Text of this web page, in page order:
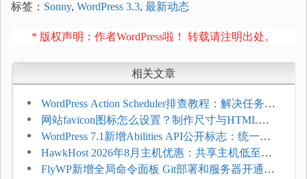
标签： Sonny, WordPress 3.3, 最新动态
* 版权声明：作者WordPress啦！ 转载请注明出处。
相关文章
WordPress Action Scheduler排查教程：解决任务积
压和订单延迟
网站favicon图标怎么设置？制作尺寸与HTML添
加方法
WordPress 7.1新增Abilities API公开标志：统一支
持REST API、MCP与AI代理
HawkHost 2026年8月主机优惠：共享主机低至
$2.61/月，高性能主机同步折扣
FlyWP新增全局命令面板 Git部署和服务器开通更